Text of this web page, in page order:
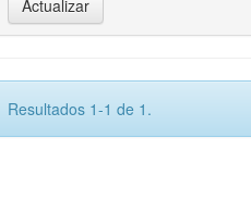
Resultados 1-1 de 1.